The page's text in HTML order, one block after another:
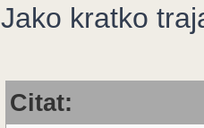
Jako kratko
Citat: